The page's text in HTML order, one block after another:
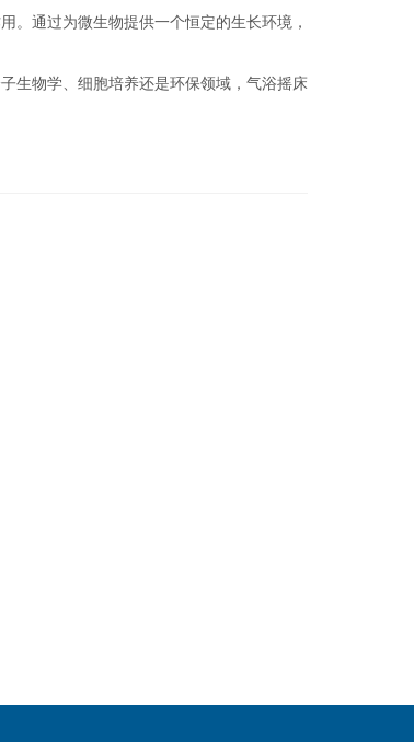
通过为微生物提供一个恒定的生长环境，
物学、细胞培养还是环保领域，气浴摇床